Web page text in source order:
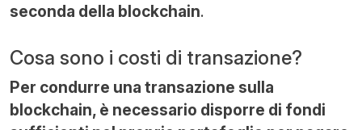
seconda della blockchain.
Cosa sono i costi di transazione?
Per condurre una transazione sulla
blockchain, è necessario disporre di fondi